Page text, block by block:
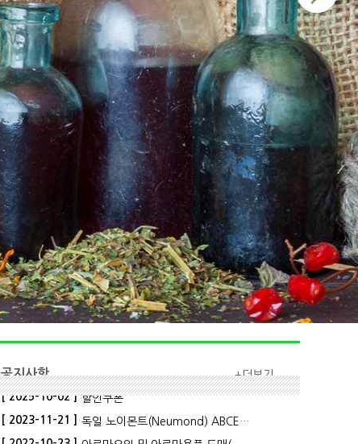
공지사항
+더보기
[ 2025-10-02 ] 할인쿠폰
[ 2023-11-21 ]
독일 노이몬트(Neumond) ABCERT...